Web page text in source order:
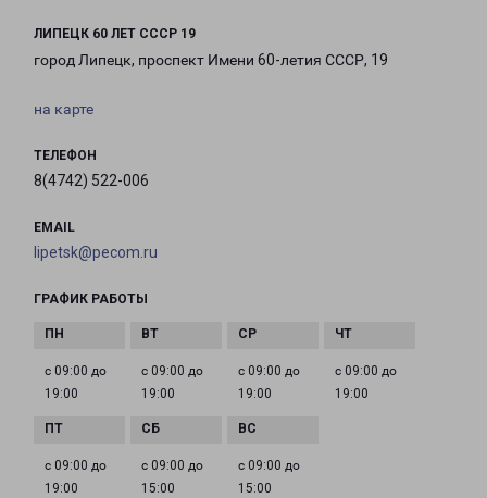
ЛИПЕЦК 60 ЛЕТ СССР 19
город Липецк, проспект Имени 60-летия СССР, 19
на карте
ТЕЛЕФОН
8(4742) 522-006
EMAIL
lipetsk@pecom.ru
ГРАФИК РАБОТЫ
с 09:00 до
19:00
с 09:00 до
19:00
с 09:00 до
19:00
с 09:00 до
19:00
с 09:00 до
19:00
с 09:00 до
15:00
с 09:00 до
15:00